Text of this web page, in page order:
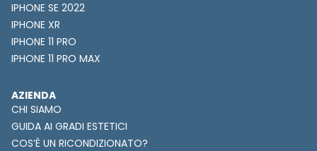
IPHONE SE 2022
IPHONE XR
IPHONE 11 PRO
IPHONE 11 PRO MAX
AZIENDA
CHI SIAMO
GUIDA AI GRADI ESTETICI
COS’È UN RICONDIZIONATO?